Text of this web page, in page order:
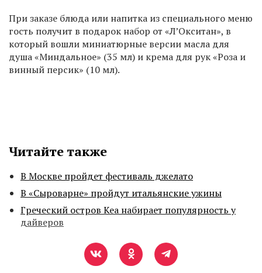
При заказе блюда или напитка из специального меню
гость получит в подарок набор от «Л’Окситан», в
который вошли миниатюрные версии масла для
душа «Миндальное» (35 мл) и крема для рук «Роза и
винный персик» (10 мл).
Читайте также
В Москве пройдет фестиваль джелато
В «Сыроварне» пройдут итальянские ужины
Греческий остров Кеа набирает популярность у
дайверов